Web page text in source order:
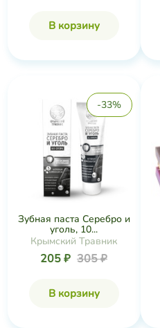
В корзину
-33%
Зубная паста Серебро и
уголь, 10...
Крымский Травник
205 ₽ 305 ₽
В корзину